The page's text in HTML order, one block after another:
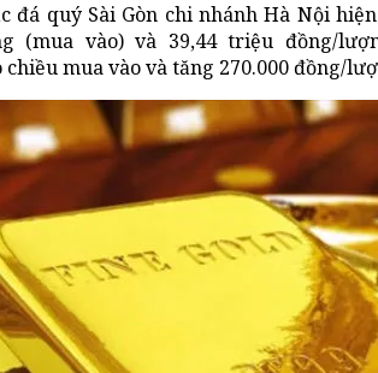
đá quý Sài Gòn chi nhánh Hà Nội
(mua vào) và 39,44 triệu đồng/
mua vào và tăng 270.000 đồng/